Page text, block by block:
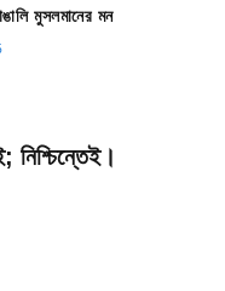
মুসলমানের মন
নিশ্চিন্তেই।